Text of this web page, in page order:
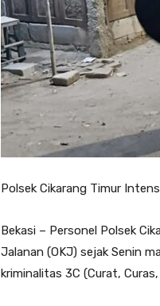
Polsek Cikarang Timur
Bekasi – Personel Polsek
Jalanan (OKJ) sejak Senin
kriminalitas 3C (Curat,